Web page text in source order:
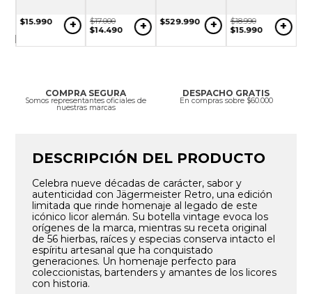
$15.990 + $17.000
$14.490 + $529.990 + $18.990
$15.990 +
COMPRA SEGURA
Somos representantes oficiales de
nuestras marcas
DESPACHO GRATIS
En compras sobre $60.000
DESCRIPCIÓN DEL PRODUCTO
Celebra nueve décadas de carácter, sabor y
autenticidad con Jägermeister Retro, una edición
limitada que rinde homenaje al legado de este
icónico licor alemán. Su botella vintage evoca los
orígenes de la marca, mientras su receta original
de 56 hierbas, raíces y especias conserva intacto el
espíritu artesanal que ha conquistado
generaciones. Un homenaje perfecto para
coleccionistas, bartenders y amantes de los licores
con historia.